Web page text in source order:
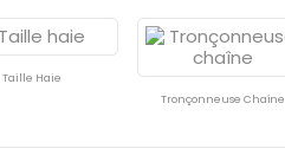
Taille Haie
Tronçonneuse Chaîne